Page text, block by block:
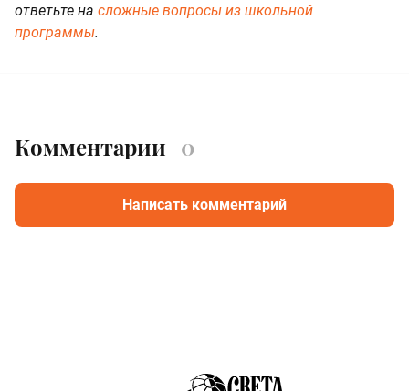
ответьте на сложные вопросы из школьной
программы.
Комментарии 0
Написать комментарий